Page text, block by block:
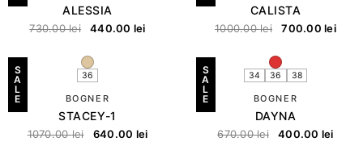
ALESSIA
730.00lei 440.00 lei
CALISTA
1000.00lei 700.00lei
S
A
L
E
36
BOGNER
STACEY-1
1070.00lei 640.00 lei
S
A
L
E
34 36 38
BOGNER
DAYNA
670.00lei 400.00 lei